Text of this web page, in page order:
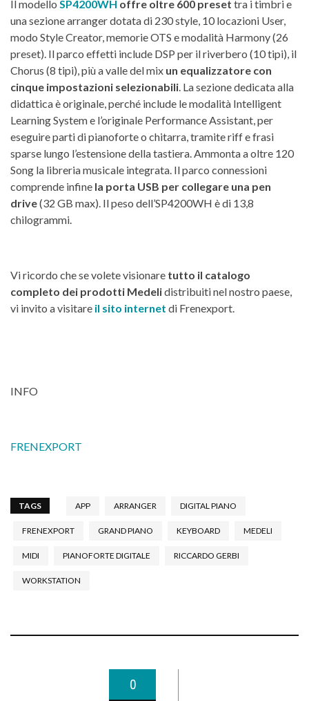
Il modello SP4200WH offre oltre 600 preset tra i timbri e
una sezione arranger dotata di 230 style, 10 locazioni User,
modo Style Creator, memorie OTS e modalità Harmony (26
preset). Il parco effetti include DSP per il riverbero (10 tipi), il
Chorus (8 tipi), più a valle del mix un equalizzatore con
cinque impostazioni selezionabili. La sezione dedicata alla
didattica è originale, perché include le modalità Intelligent
Learning System e l’originale Performance Assistant, per
eseguire parti di pianoforte o chitarra, tramite riff e frasi
sparse lungo l’estensione della tastiera. Ammonta a oltre 120
Song la libreria musicale integrata. Il parco connessioni
comprende infine la porta USB per collegare una pen
drive(32 GB max). Il peso dell’SP4200WH è di 13,8
chilogrammi.
Vi ricordo che se volete visionare tutto il catalogo
completo dei prodotti Medelidistribuiti nel nostro paese,
vi invito a visitare il sito internet di Frenexport.
INFO
FRENEXPORT
TAGS APP ARRANGER DIGITAL PIANO
FRENEXPORT GRAND PIANO KEYBOARD MEDELI
MIDI PIANOFORTE DIGITALE RICCARDO GERBI
WORKSTATION
0